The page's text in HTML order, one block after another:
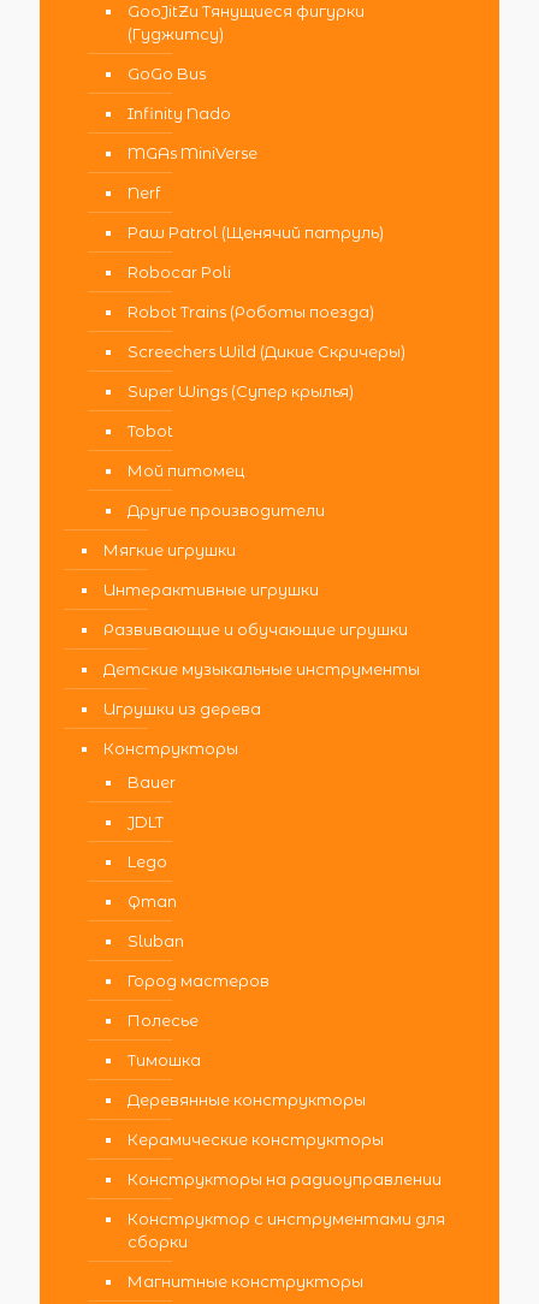
GooJitZu Тянущиеся фигурки
(Гуджитсу)
GoGo Bus
Infinity Nado
MGAs MiniVerse
Nerf
Paw Patrol (Щенячий патруль)
Robocar Poli
Robot Trains (Роботы поезда)
Screechers Wild (Дикие Скричеры)
Super Wings (Супер крылья)
Tobot
Мой питомец
Другие производители
Мягкие игрушки
Интерактивные игрушки
Развивающие и обучающие игрушки
Детские музыкальные инструменты
Игрушки из дерева
Конструкторы
Bauer
JDLT
Lego
Qman
Sluban
Город мастеров
Полесье
Тимошка
Деревянные конструкторы
Керамические конструкторы
Конструкторы на радиоуправлении
Конструктор с инструментами для
сборки
Магнитные конструкторы